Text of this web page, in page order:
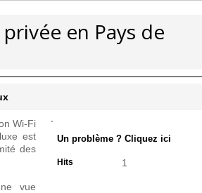
en Pays de
Wi-Fi
est
des
vue
Un problème ? Cliquez ici
Hits 1